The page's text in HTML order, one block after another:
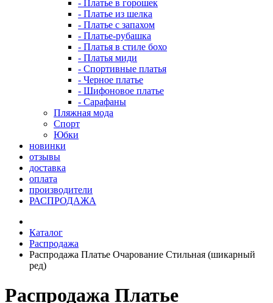
- Платье в горошек
- Платье из шелка
- Платье с запахом
- Платье-рубашка
- Платья в стиле бохо
- Платья миди
- Спортивные платья
- Черное платье
- Шифоновое платье
- Сарафаны
Пляжная мода
Спорт
Юбки
новинки
отзывы
доставка
оплата
производители
РАСПРОДАЖА
Каталог
Распродажа
Распродажа Платье Очарование Стильная (шикарный
ред)
Распродажа Платье